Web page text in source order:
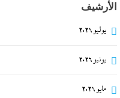
الأرشيف
يوليو 2026
يونيو 2026
مايو 2026